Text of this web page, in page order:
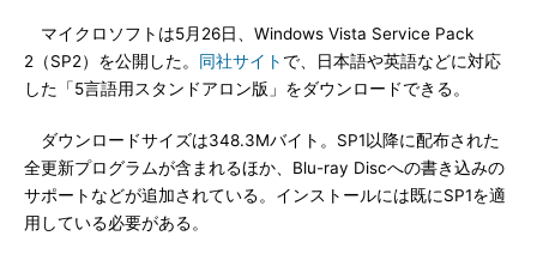
マイクロソフトは5月26日、Windows Vista Service Pack
2（SP2）を公開した。 同社サイト で、日本語や英語などに対応
した「5言語用スタンドアロン版」をダウンロードできる。
ダウンロードサイズは348.3Mバイト。SP1以降に配布された
全更新プログラムが含まれるほか、Blu-ray Discへの書き込みの
サポートなどが追加されている。インストールには既にSP1を適
用している必要がある。